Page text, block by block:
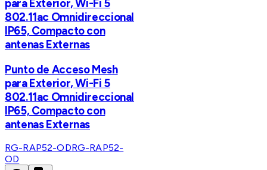
para Exterior, Wi-Fi 5
802.11ac Omnidireccional
IP65, Compacto con
antenas Externas
Punto de Acceso Mesh
para Exterior, Wi-Fi 5
802.11ac Omnidireccional
IP65, Compacto con
antenas Externas
RG-RAP52-ODRG-RAP52-
OD